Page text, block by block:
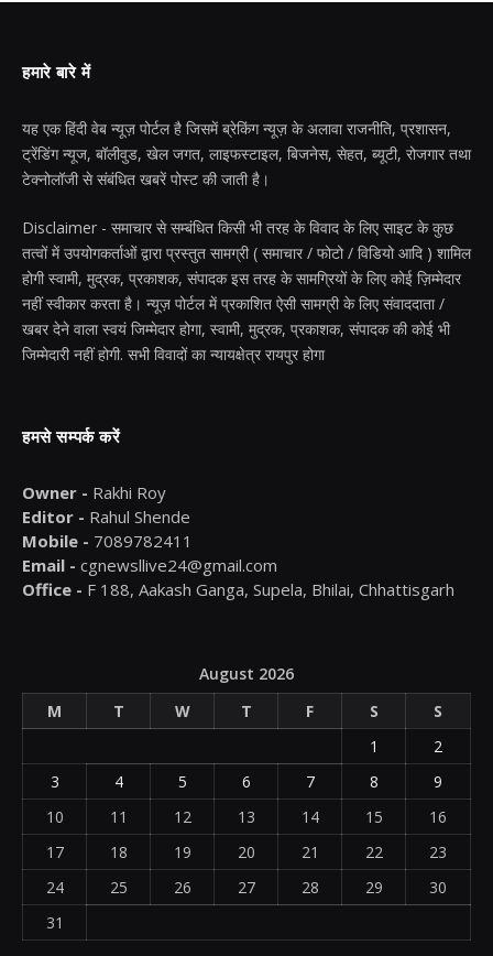
हमारे बारे में
यह एक हिंदी वेब न्यूज़ पोर्टल है जिसमें ब्रेकिंग न्यूज़ के अलावा राजनीति, प्रशासन,
ट्रेंडिंग न्यूज, बॉलीवुड, खेल जगत, लाइफस्टाइल, बिजनेस, सेहत, ब्यूटी, रोजगार तथा
टेक्नोलॉजी से संबंधित खबरें पोस्ट की जाती है।
Disclaimer - समाचार से सम्बंधित किसी भी तरह के विवाद के लिए साइट के कुछ
तत्वों में उपयोगकर्ताओं द्वारा प्रस्तुत सामग्री ( समाचार / फोटो / विडियो आदि ) शामिल
होगी स्वामी, मुद्रक, प्रकाशक, संपादक इस तरह के सामग्रियों के लिए कोई ज़िम्मेदार
नहीं स्वीकार करता है। न्यूज़ पोर्टल में प्रकाशित ऐसी सामग्री के लिए संवाददाता /
खबर देने वाला स्वयं जिम्मेदार होगा, स्वामी, मुद्रक, प्रकाशक, संपादक की कोई भी
जिम्मेदारी नहीं होगी. सभी विवादों का न्यायक्षेत्र रायपुर होगा
हमसे सम्पर्क करें
Owner - Rakhi Roy
Editor - Rahul Shende
Mobile - 7089782411
Email - cgnewsllive24@gmail.com
Office - F 188, Aakash Ganga, Supela, Bhilai, Chhattisgarh
August 2026
M
T W T F S
S
1
2
3
4 5 6 7 8
9
10
11 12 13 14 15
16
17
18 19 20 21 22
23
24
25 26 27 28 29
30
31